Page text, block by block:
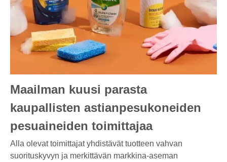
Maailman kuusi parasta
kaupallisten astianpesukoneiden
pesuaineiden toimittajaa
Alla olevat toimittajat yhdistävät tuotteen vahvan
suorituskyvyn ja merkittävän markkina-aseman